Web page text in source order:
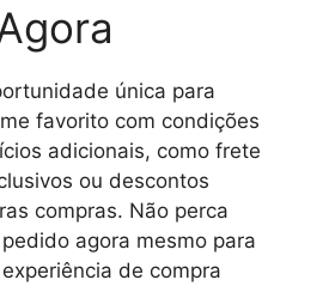
única para
favorito com condições
adicionais, como frete
ou descontos
compras. Não perca
agora mesmo para
de compra